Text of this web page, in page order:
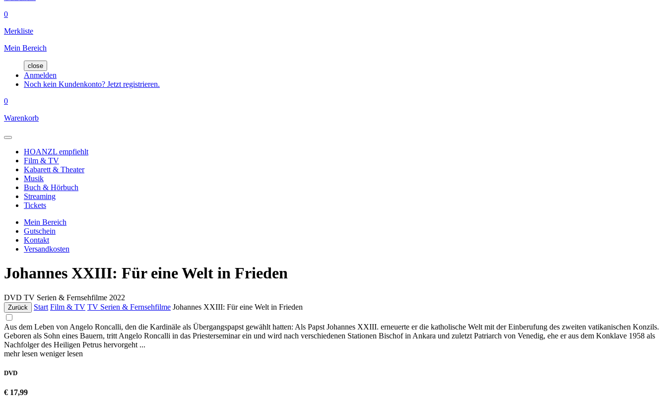
0
Merkliste
Mein Bereich
close
Anmelden
Noch kein Kundenkonto? Jetzt registrieren.
0
Warenkorb
HOANZL empfiehlt
Film & TV
Kabarett & Theater
Musik
Buch & Hörbuch
Streaming
Tickets
Mein Bereich
Gutschein
Kontakt
Versandkosten
Johannes XXIII: Für eine Welt in Frieden
DVD TV Serien & Fernsehfilme 2022
Zurück Start Film & TV TV Serien & Fernsehfilme Johannes XXIII: Für eine Welt in Frieden
Aus dem Leben von Angelo Roncalli, den die Kardinäle als Übergangspapst gewählt hatten: Als Papst Johannes XXIII. erneuerte er die katholische Welt mit der Einberufung des zweiten vatikanischen Konzils.
Geboren als Sohn eines Bauern, tritt Angelo Roncalli in das Priesterseminar ein und wird nach verschiedenen Stationen Bischof in Ankara und zuletzt Patriarch von Venedig, ehe er aus dem Konklave 1958 als
Nachfolger des Heiligen Petrus hervorgeht ...
mehr lesen weniger lesen
DVD
€ 17,99